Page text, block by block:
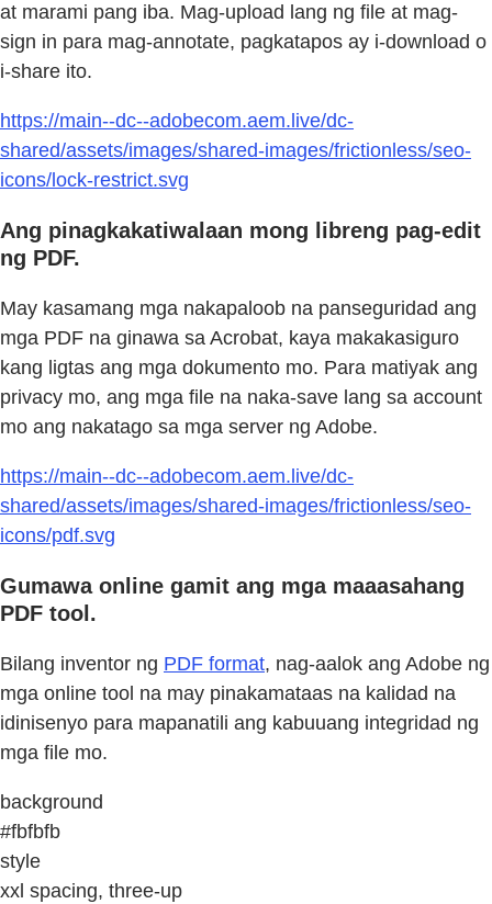
at marami pang iba. Mag-upload lang ng file at mag-
sign in para mag-annotate, pagkatapos ay i-download o
i-share ito.
https://main--dc--adobecom.aem.live/dc-
shared/assets/images/shared-images/frictionless/seo-
icons/lock-restrict.svg
Ang pinagkakatiwalaan mong libreng pag-edit
ng PDF.
May kasamang mga nakapaloob na panseguridad ang
mga PDF na ginawa sa Acrobat, kaya makakasiguro
kang ligtas ang mga dokumento mo. Para matiyak ang
privacy mo, ang mga file na naka-save lang sa account
mo ang nakatago sa mga server ng Adobe.
https://main--dc--adobecom.aem.live/dc-
shared/assets/images/shared-images/frictionless/seo-
icons/pdf.svg
Gumawa online gamit ang mga maaasahang
PDF tool.
Bilang inventor ng PDF format, nag-aalok ang Adobe ng
mga online tool na may pinakamataas na kalidad na
idinisenyo para mapanatili ang kabuuang integridad ng
mga file mo.
background
#fbfbfb
style
xxl spacing, three-up